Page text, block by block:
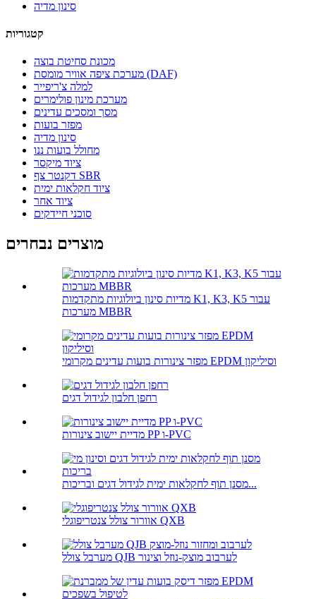
סינון מדיה
קטגוריות
מכונת סחיטת בוצה
מערכת ציפה אוויר מומסת (DAF)
למלה צ'ריפייר
מערכת מינון פולימרים
מסך ומסכים עדינים
מפזר בועות
סינון מדיה
מחולל בועות ננו
ציוד מיקסר
דקנטר צף SBR
ציוד חקלאות ימית
ציוד אחר
סוכני חיידקים
מוצרים נבחרים
מדיות סינון ביולוגיות מתקדמות K1, K3, K5 עבור
מערכות MBBR
מפזר צינורות בועות עדינים מקרומי EPDM וסיליקון
רחפן חלבון לגידול דגים
מדיית יישוב צינורות PP ו-PVC
מסנן תוף לחקלאות ימית לגידול דגים ובריכות...
אוורור צולל צנטריפוגלי QXB
מערבל צולל QJB לערבוב מוצק-נוזל וצינור